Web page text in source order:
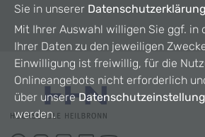
Sie in unserer Datenschutzerklärung
Mit Ihrer Auswahl willigen Sie ggf. in
Ihrer Daten zu den jeweiligen
Einwilligung ist freiwillig, für die
Onlineangebots nicht erforderlich
über unsere
werden.